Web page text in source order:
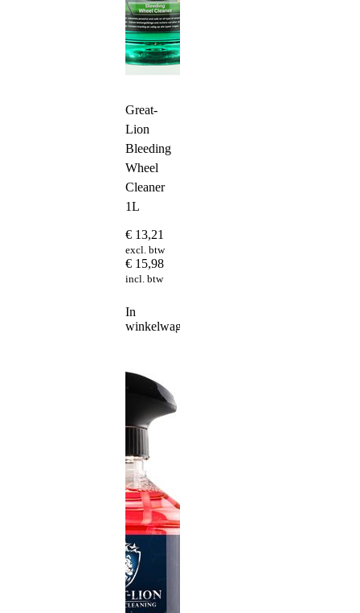
Great-
Lion
Bleeding
Wheel
Cleaner
1L
€ 13,21
excl. btw
€ 15,98
incl. btw
In
winkelwagen